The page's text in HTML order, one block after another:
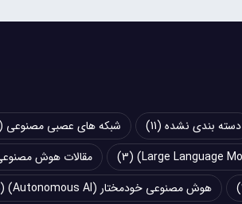
دسته بندی نشده (11) شبکه های عصبی مصنوعی (Artificial Neural Networks - ANN)
(3) مقالات هوش
هوش مصنوعی خودمختار (Autonomous AI) (5)